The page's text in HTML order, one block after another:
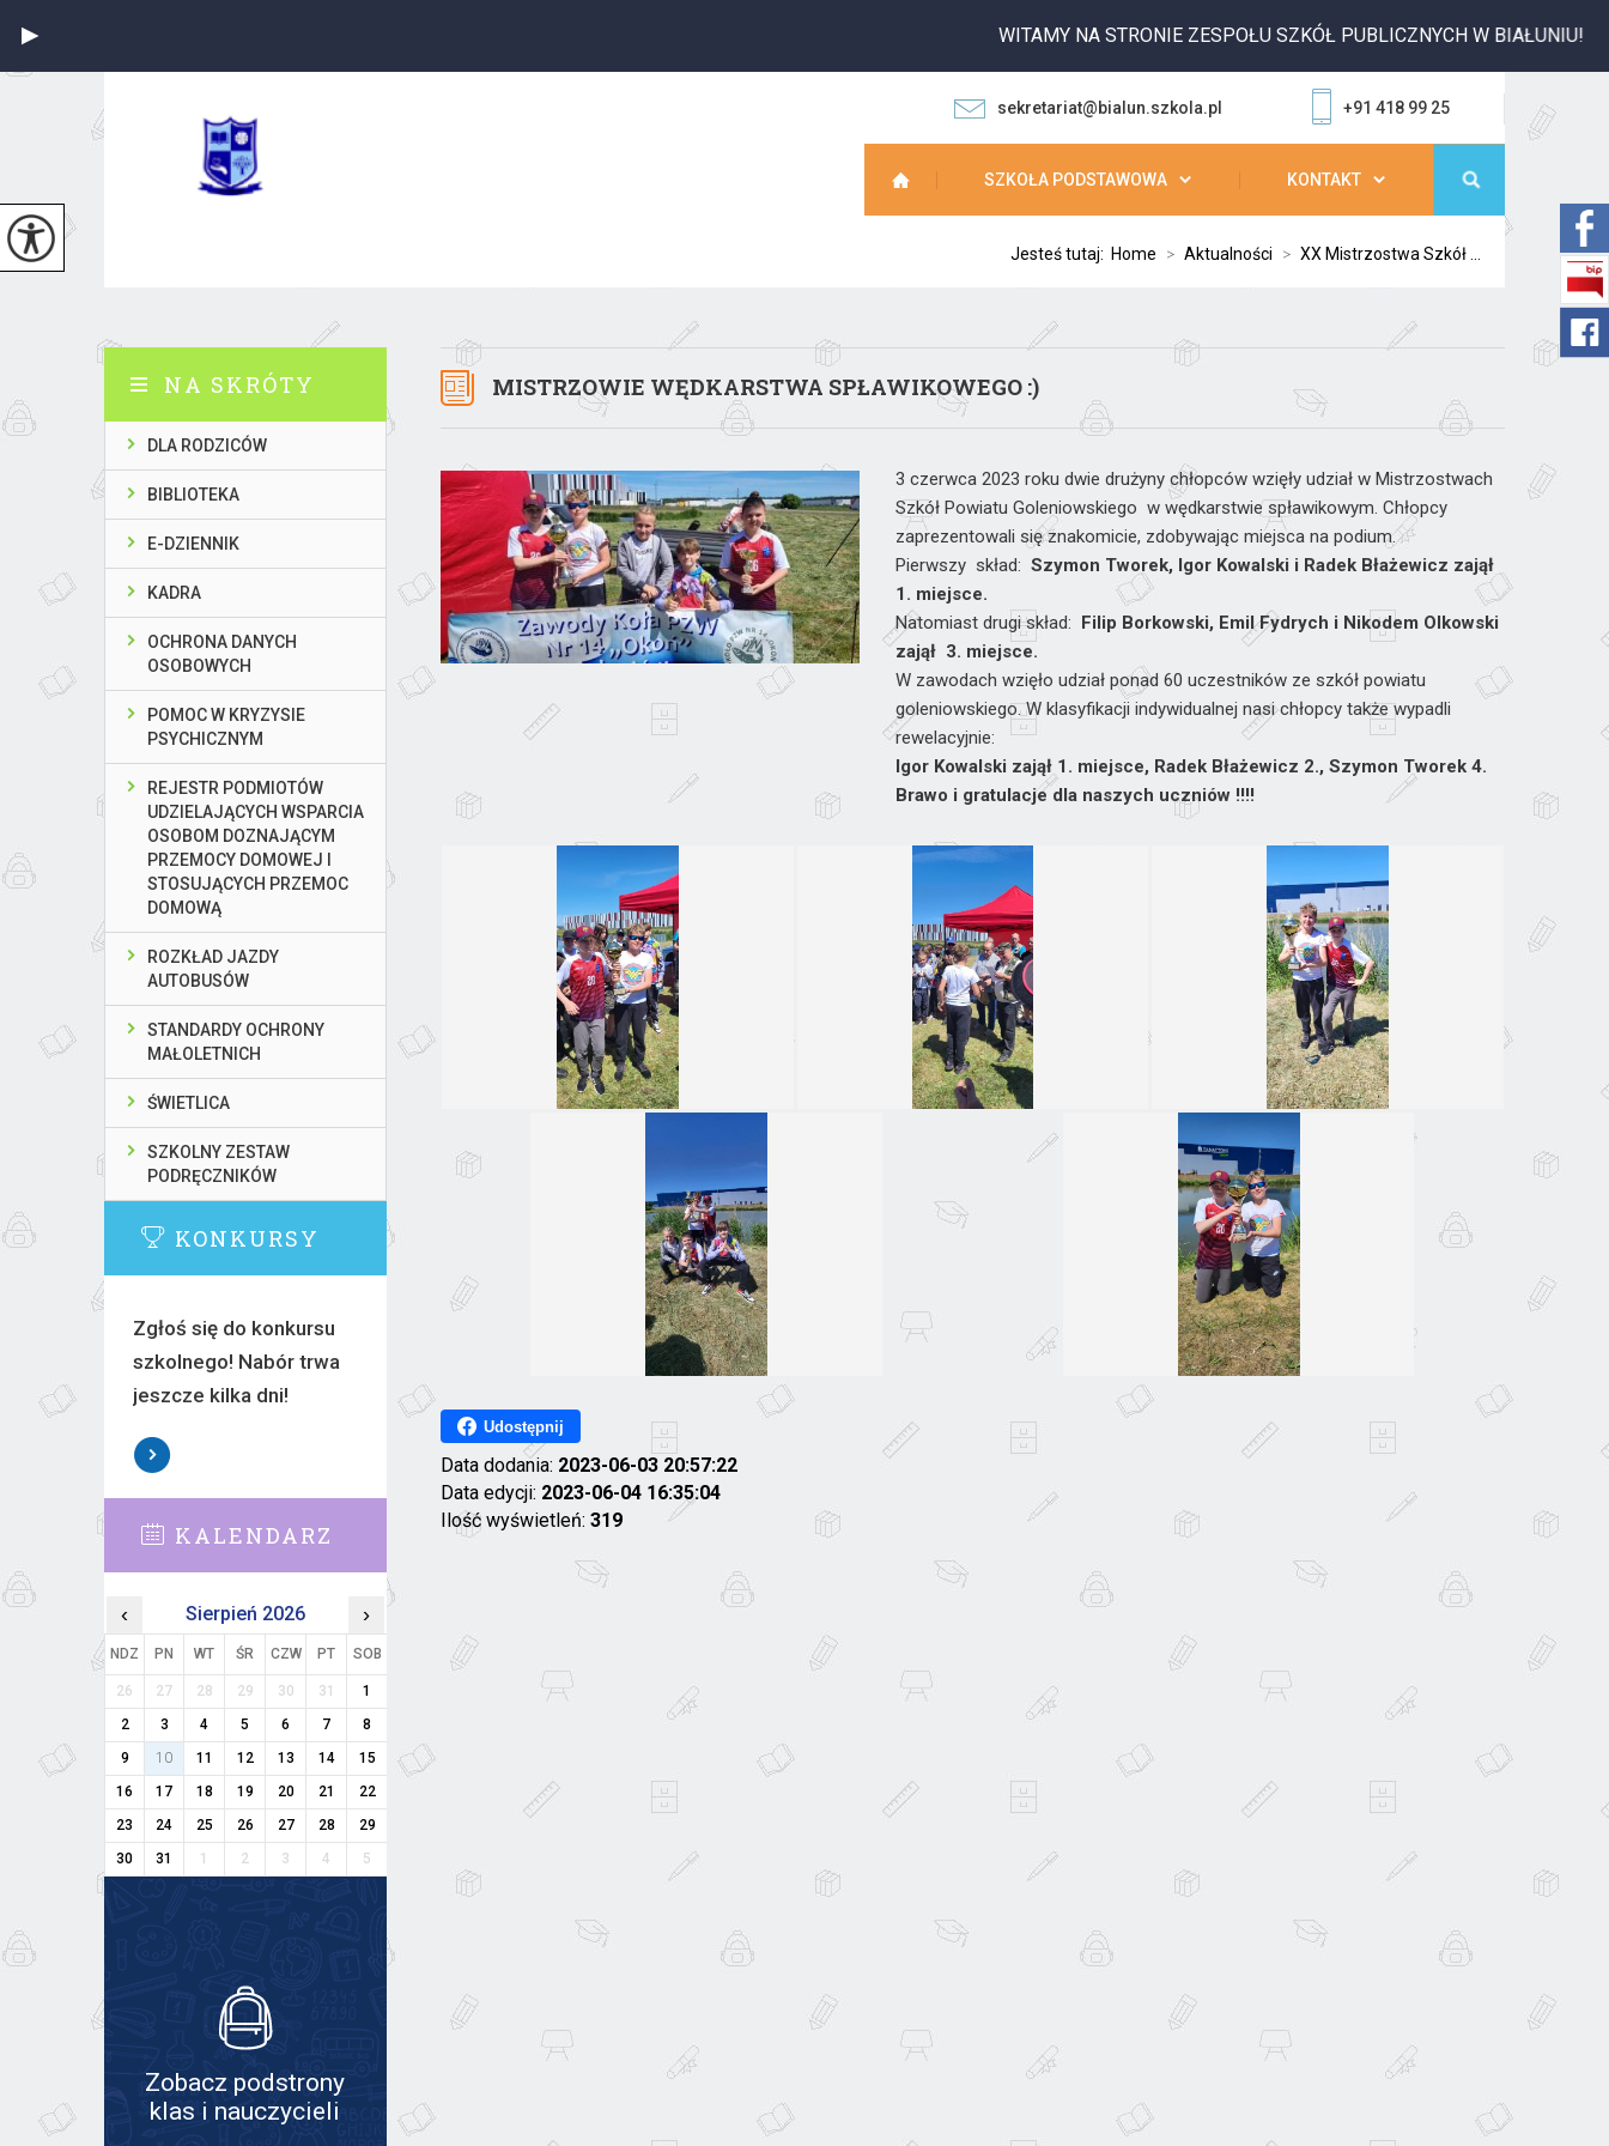
WITAMY NA STRONIE ZESPOŁU SZKÓŁ PUBLICZNYCH W BIAŁUNIU!
sekretariat@bialun.szkola.pl +91 418 99 25
SZKOŁA PODSTAWOWA KONTAKT
Jesteś tutaj: Home > Aktualności > XX Mistrzostwa Szkół ...
MISTRZOWIE WĘDKARSTWA SPŁAWIKOWEGO :)
3 czerwca 2023 roku dwie drużyny chłopców wzięły udział w Mistrzostwach
Szkół Powiatu Goleniowskiego w wędkarstwie spławikowym. Chłopcy
zaprezentowali się znakomicie, zdobywając miejsca na podium.
Pierwszy skład: Szymon Tworek, Igor Kowalski i Radek Błażewicz zajął
1. miejsce.
Natomiast drugi skład: Filip Borkowski, Emil Fydrych i Nikodem Olkowski
zajął 3. miejsce.
W zawodach wzięło udział ponad 60 uczestników ze szkół powiatu
goleniowskiego. W klasyfikacji indywidualnej nasi chłopcy także wypadli
rewelacyjnie:
Igor Kowalski zajął 1. miejsce, Radek Błażewicz 2., Szymon Tworek 4.
Brawo i gratulacje dla naszych uczniów !!!!
Udostępnij
Data dodania: 2023-06-03 20:57:22
Data edycji: 2023-06-04 16:35:04
Ilość wyświetleń: 319
NA SKRÓTY
DLA RODZICÓW
BIBLIOTEKA
E-DZIENNIK
KADRA
OCHRONA DANYCH
OSOBOWYCH
POMOC W KRYZYSIE
PSYCHICZNYM
REJESTR PODMIOTÓW
UDZIELAJĄCYCH WSPARCIA
OSOBOM DOZNAJĄCYM
PRZEMOCY DOMOWEJ I
STOSUJĄCYCH PRZEMOC
DOMOWĄ
ROZKŁAD JAZDY
AUTOBUSÓW
STANDARDY OCHRONY
MAŁOLETNICH
ŚWIETLICA
SZKOLNY ZESTAW
PODRĘCZNIKÓW
KONKURSY
Zgłoś się do konkursu
szkolnego! Nabór trwa
jeszcze kilka dni!
KALENDARZ
‹ Sierpień 2026 ›
NDZ PN WT ŚR CZW PT SOB
26 27 28 29 30 31
1
2
3 4 5 6 7
8
9
10 11 12 13 14
15
16
17 18 19 20 21
22
23
24 25 26 27 28
29
30
31 1 2 3 4 5
Zobacz podstrony
klas i nauczycieli